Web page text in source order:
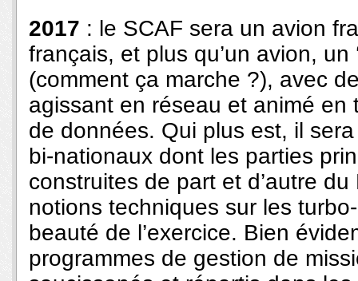
2017 : le SCAF sera un avion
français, et plus qu’un avion, un
(comment ça marche ?), avec
agissant en réseau et animé
de données. Qui plus est, il
bi-nationaux dont les parties
construites de part et d’autre
notions techniques sur les
beauté de l’exercice. Bien
programmes de gestion de